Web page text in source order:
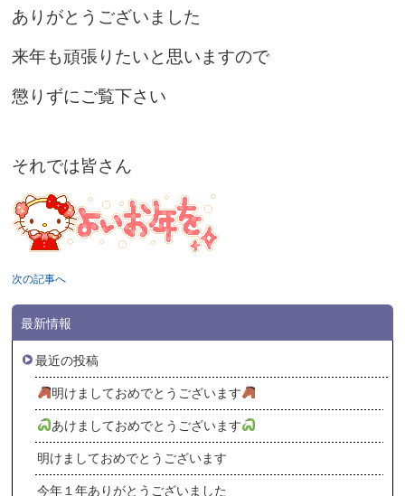
ありがとうございました
来年も頑張りたいと思いますので
懲りずにご覧下さい
それでは皆さん
次の記事へ
最新情報
最近の投稿
明けましておめでとうございます
あけましておめでとうございます
明けましておめでとうございます
今年１年ありがとうございました